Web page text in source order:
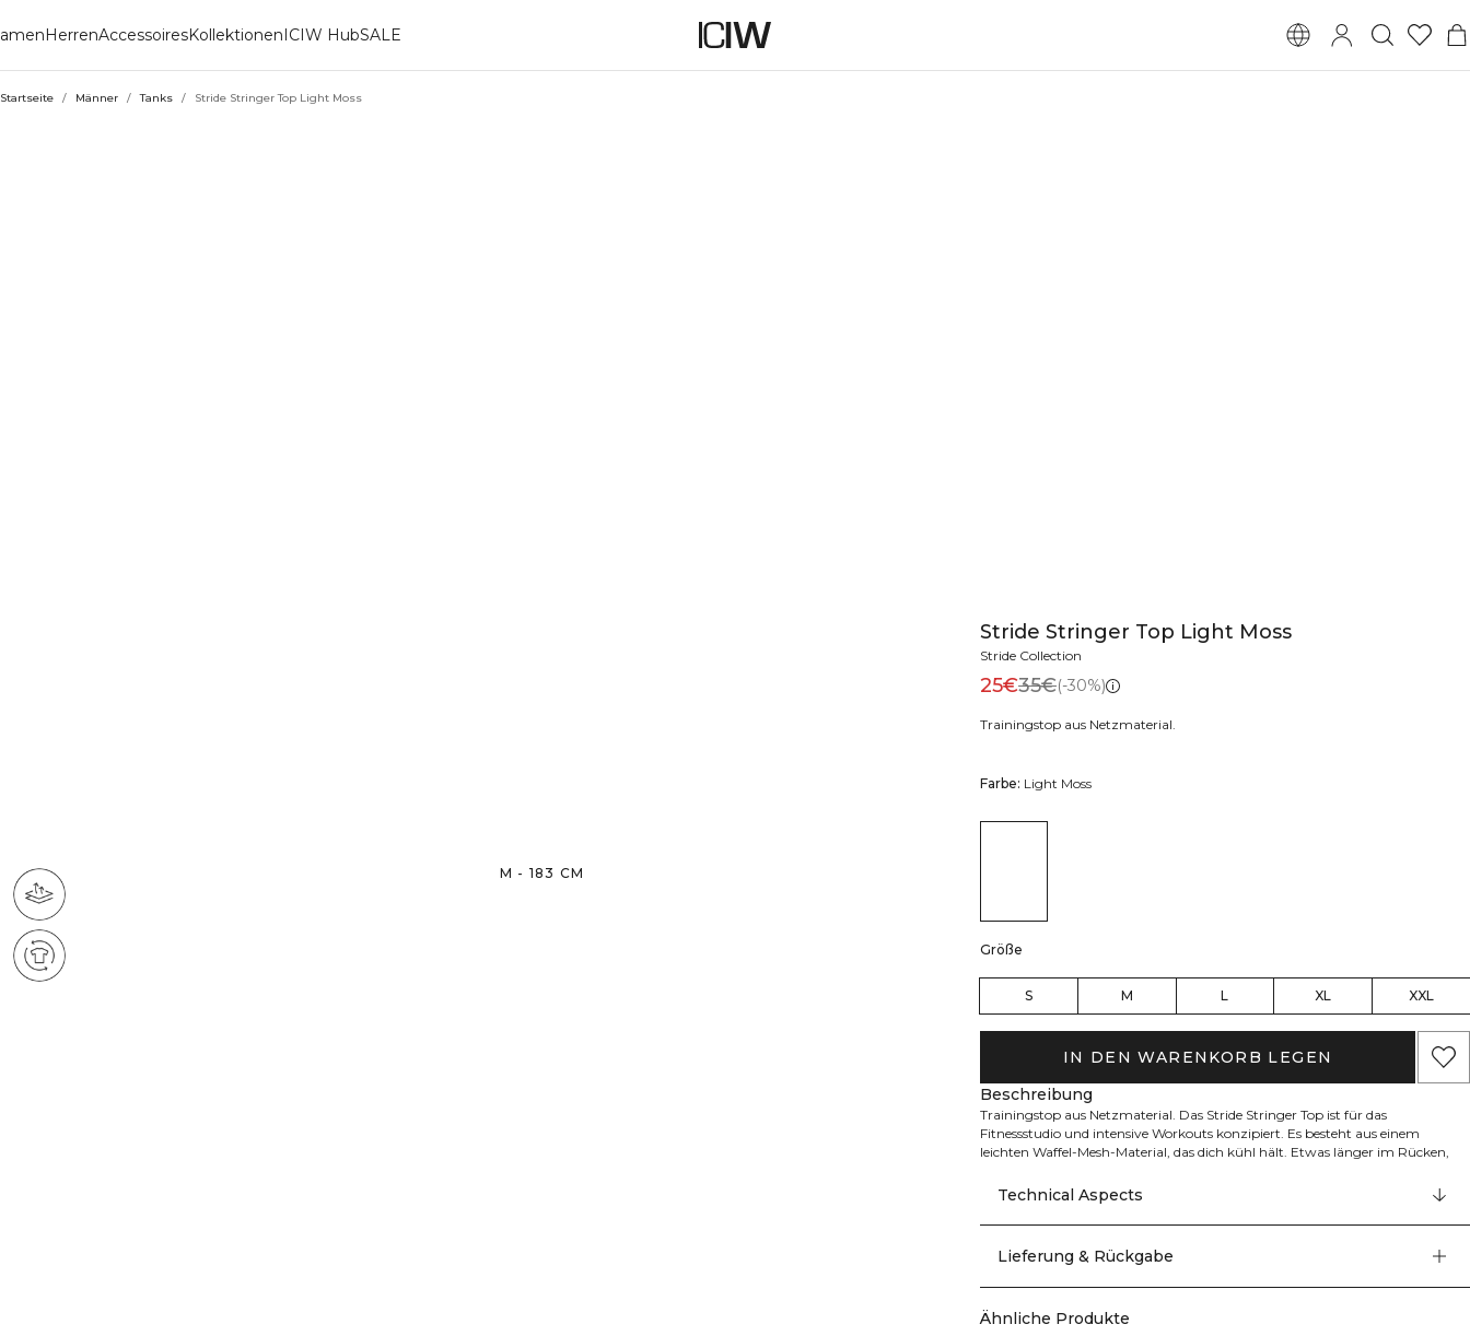
HerrenAccessoiresKollektionenICIW HubSALE
Startseite / Männer / Tanks / Stride Stringer Top Light Moss
M - 183 CM
Stride Stringer Top Light Moss
Stride Collection
25€35€(-30%)
Trainingstop aus Netzmaterial.
Farbe: Light Moss
Größe
S M L XL XXL
IN DEN WARENKORB LEGEN
Beschreibung
Trainingstop aus Netzmaterial. Das Stride Stringer Top ist für das
Fitnessstudio und intensive Workouts konzipiert. Es besteht aus einem
leichten Waffel-Mesh-Material, das dich kühl hält. Etwas länger im Rücken,
Hervorragende Atmungsaktivität, längerer Rücken für Komfort und Stil,
ärmelloses Design, ICIW-Logo auf der Vorderseite, Standard-Passform. 90%
Recyceltes Polyester, 10% Elastan
Technical Aspects
Lieferung & Rückgabe
Ähnliche Produkte